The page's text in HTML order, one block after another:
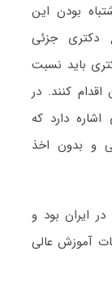
بودن این
جزئی
باید نسبت
کنند. در
اشاره دارد که
و بدون اخذ
آموزشی در ایران بود و
آموزش عالی